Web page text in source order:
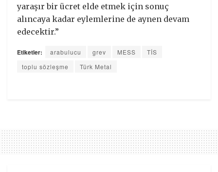
yaraşır bir ücret elde etmek için sonuç
alıncaya kadar eylemlerine de aynen devam
edecektir.”
Etiketler: arabulucu grev MESS
TİS
toplu sözleşme
Türk Metal